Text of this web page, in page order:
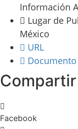
Información
Lugar de
México
URL
Documento
Facebook